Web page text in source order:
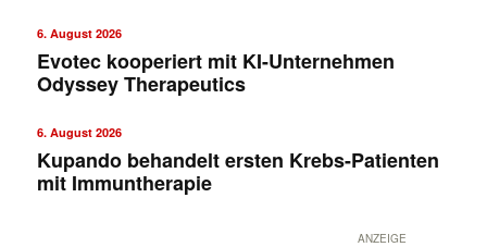
6. August 2026
Evotec kooperiert mit KI-Unternehmen
Odyssey Therapeutics
6. August 2026
Kupando behandelt ersten Krebs-Patienten
mit Immuntherapie
ANZEIGE